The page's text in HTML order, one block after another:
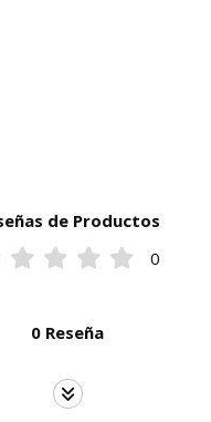
de Productos
0
0 Reseña